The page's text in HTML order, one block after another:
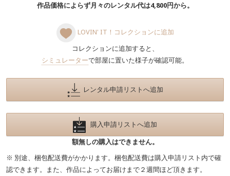
作品価格によらず月々のレンタル代は4,800円から。
LOVIN' IT！コレクションに追加
コレクションに追加すると、
シミュレーターで部屋に置いた様子が確認可能。
レンタル申請リストへ追加
購入申請リストへ追加
額無しの購入はできません。
※ 別途、梱包配送費がかかります。梱包配送費は購入申請リスト内で確
認できます。また、作品によってお届けまで２週間ほど頂きます。